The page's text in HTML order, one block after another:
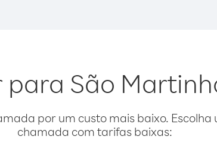
para São
por um custo mais baixo. Escolha
chamada com tarifas baixas: